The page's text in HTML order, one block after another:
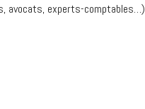
avocats, experts-comptables…)